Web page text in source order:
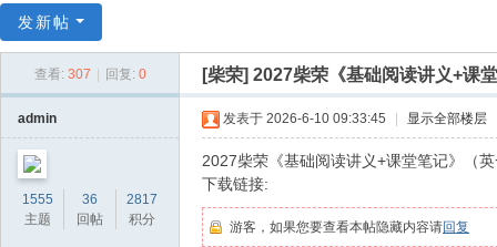
研
发新帖
查看: 307 回复: 0 [柴荣] 2027柴荣《基础阅读讲义+课
admin
1555
主题
36
回帖
2817
积分
发表于 2026-6-10 09:33:45 显示全部楼层
2027柴荣《基础阅读讲义+课堂笔记》（
下载链接:
游客，如果您要查看本帖隐藏内容请回复